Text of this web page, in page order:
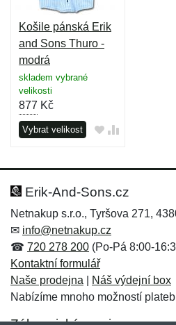
Košile pánská Erik
and Sons Thuro -
modrá
skladem vybrané
velikosti
877 Kč
Vybrat velikost
Erik-And-Sons.cz
Netnakup s.r.o., Tyršova 271,
✉ info@netnakup.cz
☎ 720 278 200 (Po-Pá 8:00-
Kontaktní formulář
Naše prodejna
Náš výdejní box
Nabízíme mnoho možností